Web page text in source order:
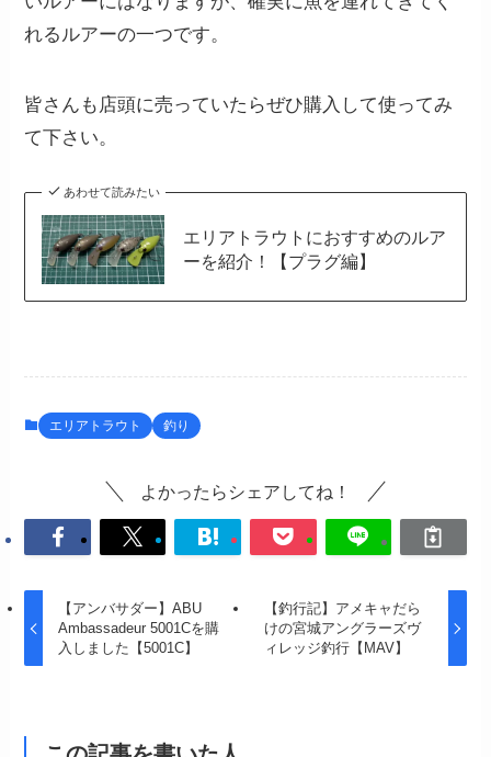
れるルアーの一つです。
皆さんも店頭に売っていたらぜひ購入して使ってみ
て下さい。
あわせて読みたい
エリアトラウトにおすすめのルア
ーを紹介！【プラグ編】
エリアトラウト 釣り
よかったらシェアしてね！
【アンバサダー】ABU
Ambassadeur 5001Cを購
入しました【5001C】
【釣行記】アメキャだら
けの宮城アングラーズヴ
ィレッジ釣行【MAV】